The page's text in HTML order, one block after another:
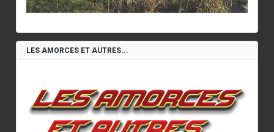
LES AMORCES ET AUTRES...